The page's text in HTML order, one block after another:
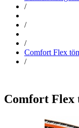
/
/
/
Comfort Flex
/
Comfort Flex